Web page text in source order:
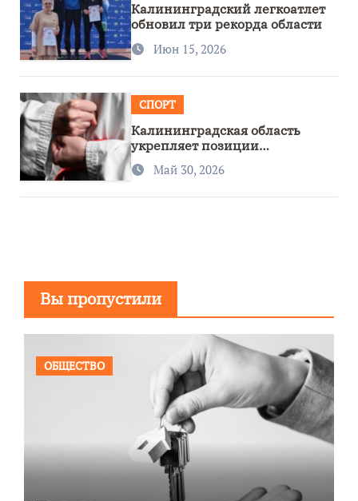
Калининградский легкоатлет
обновил три рекорда области
Июн 15, 2026
СПОРТ
Калининградская область
укрепляет позиции
спортивного региона
Май 30, 2026
Вы пропустили
ОБЩЕСТВО